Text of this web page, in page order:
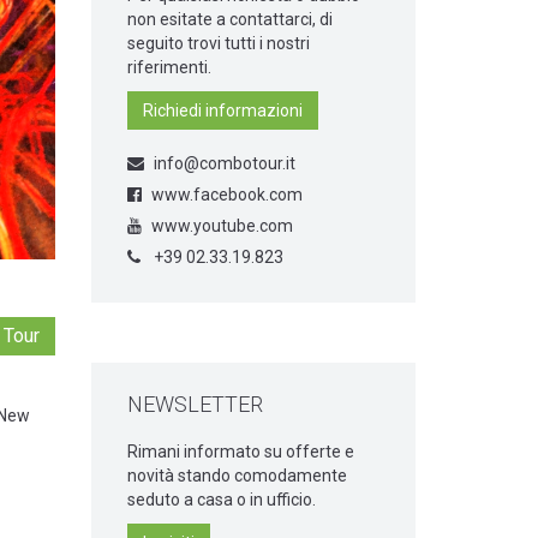
non esitate a contattarci, di
seguito trovi tutti i nostri
riferimenti.
Richiedi informazioni
info@combotour.it
www.facebook.com
www.youtube.com
+39 02.33.19.823
NEWSLETTER
Rimani informato su offerte e
novità stando comodamente
seduto a casa o in ufficio.